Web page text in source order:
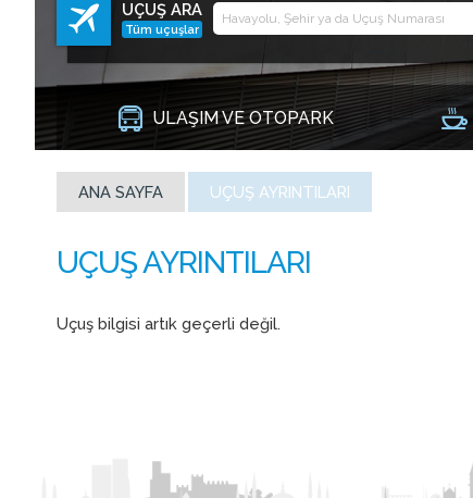
UÇUŞ ARA
Tüm uçuşlar
ULAŞIM VE OTOPARK
ANA SAYFA UÇUŞ AYRINTILARI
Uçuş bilgisi artık geçerli değil.